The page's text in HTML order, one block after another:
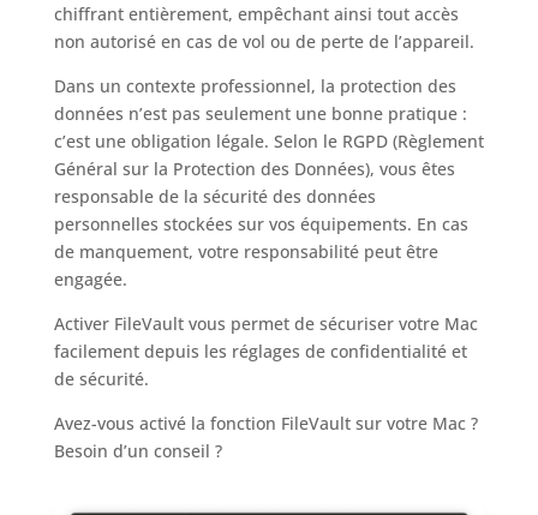
chiffrant entièrement, empêchant ainsi tout accès
non autorisé en cas de vol ou de perte de l’appareil.
Dans un contexte professionnel, la protection des
données n’est pas seulement une bonne pratique :
c’est une obligation légale. Selon le RGPD (Règlement
Général sur la Protection des Données), vous êtes
responsable de la sécurité des données
personnelles stockées sur vos équipements. En cas
de manquement, votre responsabilité peut être
engagée.
Activer FileVault vous permet de sécuriser votre Mac
facilement depuis les réglages de confidentialité et
de sécurité.
Avez-vous activé la fonction FileVault sur votre Mac ?
Besoin d’un conseil ?